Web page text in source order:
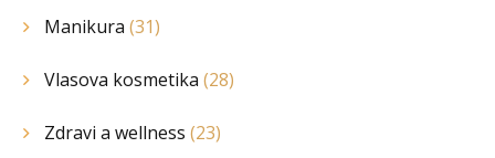
Manikura (31)
Vlasova kosmetika (28)
Zdravi a wellness (23)